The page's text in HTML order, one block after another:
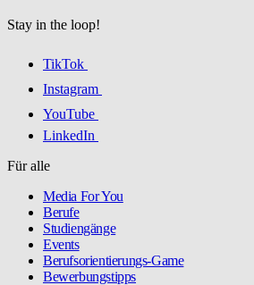
Stay in the loop!
TikTok
Instagram
YouTube
LinkedIn
Für alle
Media For You
Berufe
Studiengänge
Events
Berufsorientierungs-Game
Bewerbungstipps